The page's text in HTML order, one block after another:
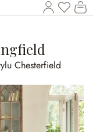
Masz
Chesterfield